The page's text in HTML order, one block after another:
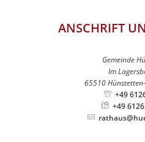
ANSCHRIFT
Gemeinde
Im
65510
+49
+49